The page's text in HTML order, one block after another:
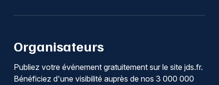
Organisateurs
Publiez votre événement gratuitement sur le site jds.fr.
Bénéficiez d'une visibilité auprès de nos 3 000 000